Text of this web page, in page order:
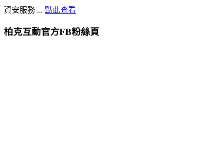
資安服務 ... 點此查看
柏克互動官方FB粉絲頁